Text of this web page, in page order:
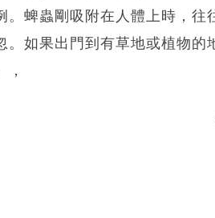
。蜱蟲剛吸附在人體上時，
。如果出門到有草地或植物